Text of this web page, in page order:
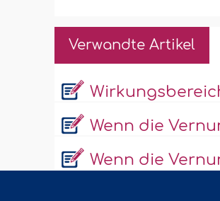
Verwandte Artikel
Wenn die
Wenn die